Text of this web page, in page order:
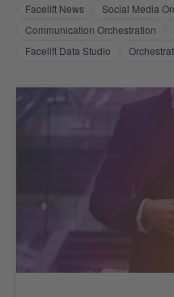
Facelift News
Social Media
Communication Orchestration
Facelift Data Studio